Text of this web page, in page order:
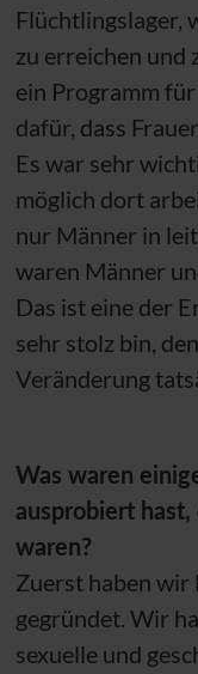
Flüchtlingslager,
zu erreichen
ein Programm
dafür, dass
Es war sehr
möglich dort
nur Männer in
waren Männer
Das ist eine der
sehr stolz bin,
Veränderung
Was waren
ausprobiert
waren?
Zuerst haben wir
gegründet. Wir
sexuelle und